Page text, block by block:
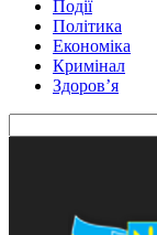
Події
Політика
Економіка
Кримінал
Здоров’я